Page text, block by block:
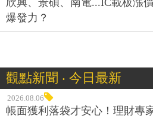
爆發力？
觀點新聞 ‧ 今日最新
2026.08.06
帳面獲利落袋才安心！理財專